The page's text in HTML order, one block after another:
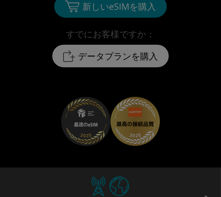
すでにお客様ですか：
データプランを購入
新しいeSIMを購入